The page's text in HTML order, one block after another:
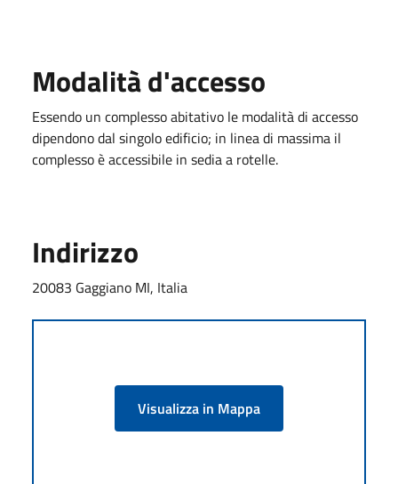
Modalità d'accesso
Essendo un complesso abitativo le modalità di accesso
dipendono dal singolo edificio; in linea di massima il
complesso è accessibile in sedia a rotelle.
Indirizzo
20083 Gaggiano MI, Italia
Visualizza in Mappa